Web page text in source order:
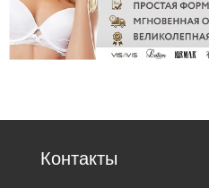
Контакты